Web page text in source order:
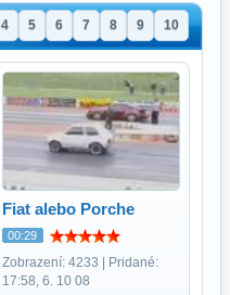
4 5 6 7 8 9 10
Fiat alebo Porche
00:29
Zobrazení: 4233 | Pridané:
17:58, 6. 10 08